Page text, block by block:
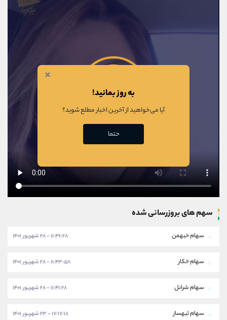
سهم های بروزرسانی شده
سهام خبهمن ۱۱:۴۶:۲۸ - ۲۸ شهریور ۱۴۰۱
سهام خکار ۱۱:۴۳:۵۸ - ۲۸ شهریور ۱۴۰۱
سهام شرانل ۱۱:۴۱:۲۸ - ۲۸ شهریور ۱۴۰۱
سهام ثبهساز ۱۷:۱۷:۱۸ - ۲۳ شهریور ۱۴۰۱
×
به روز بمانید!
آیا می‌خواهید از آخرین اخبار مطلع شوید؟
حتما